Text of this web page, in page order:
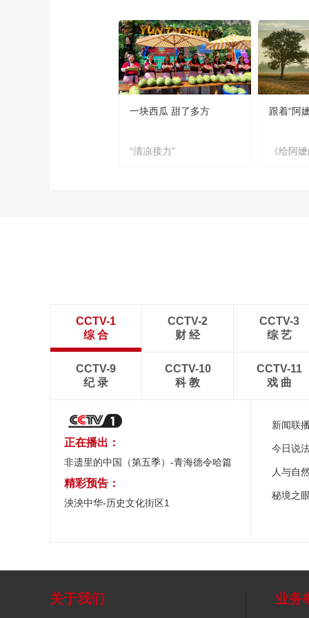
一块西瓜 甜了多方
“清凉接力”
跟着“阿
《给阿
CCTV-1
综 合
CCTV-2
财 经
CCTV-3
综 艺
CCTV-9
纪 录
CCTV-10
科 教
CCTV-11
戏 曲
正在播出：
非遗里的中国（第五季）-青海德令哈篇
精彩预告：
泱泱中华-历史文化街区1
新闻联
今日说
人与自
秘境之
关于我们 业务